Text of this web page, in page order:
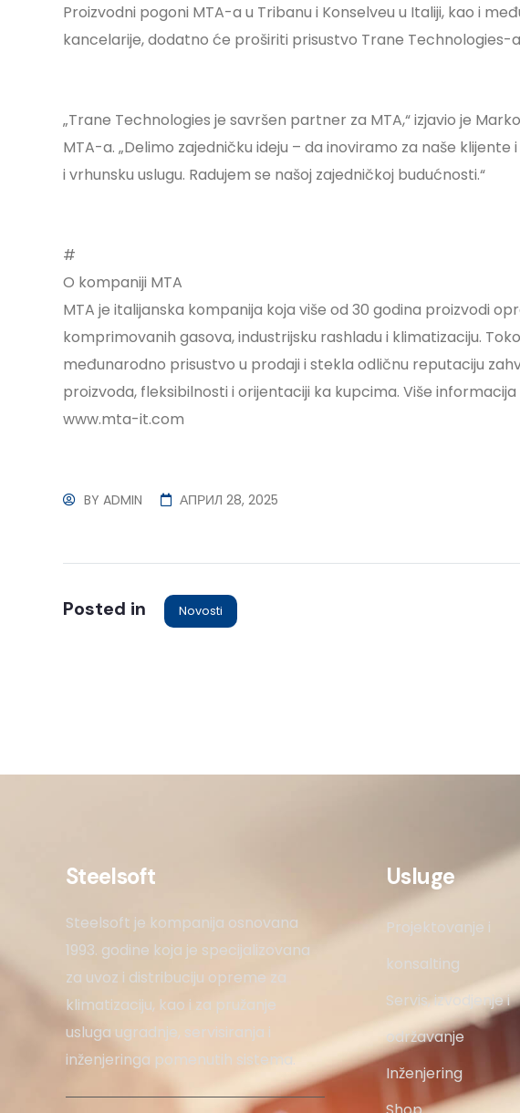
Proizvodni pogoni MTA-a u Tribanu i Konselveu u Italiji, kao i
kancelarije, dodatno će proširiti prisustvo Trane Technologies-
„Trane Technologies je savršen partner za MTA,“ izjavio je
MTA-a. „Delimo zajedničku ideju – da inoviramo za naše
i vrhunsku uslugu. Radujem se našoj zajedničkoj budućnosti.“
#
O kompaniji MTA
MTA je italijanska kompanija koja više od 30 godina proizvodi
komprimovanih gasova, industrijsku rashladu i klimatizaciju.
međunarodno prisustvo u prodaji i stekla odličnu reputaciju
proizvoda, fleksibilnosti i orijentaciji ka kupcima. Više
www.mta-it.com
BY ADMIN АПРИЛ 28, 2025
Posted in Novosti
Steelsoft
Steelsoft je kompanija osnovana
1993. godine koja je specijalizovana
za uvoz i distribuciju opreme za
klimatizaciju, kao i za pružanje
usluga ugradnje, servisiranja i
inženjeringa pomenutih sistema.
Usluge
Projektovanje i
konsalting
Servis, izvodjenje i
održavanje
Inženjering